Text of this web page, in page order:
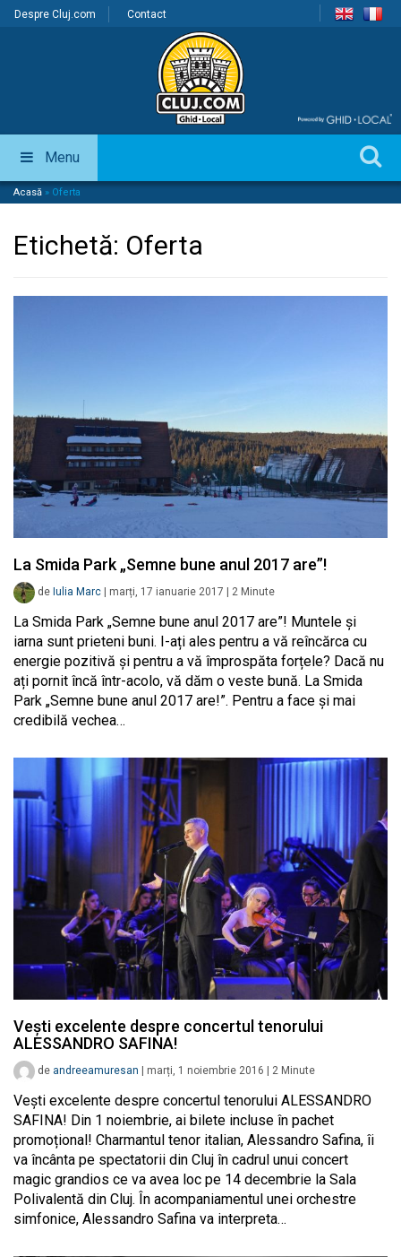
Despre Cluj.com Contact
Menu
Acasă » Oferta
Etichetă: Oferta
La Smida Park „Semne bune anul 2017 are”!
de Iulia Marc marți, 17 ianuarie 2017 2 Minute
La Smida Park „Semne bune anul 2017 are”! Muntele și
iarna sunt prieteni buni. I-ați ales pentru a vă reîncărca cu
energie pozitivă și pentru a vă împrospăta forțele? Dacă nu
ați pornit încă într-acolo, vă dăm o veste bună. La Smida
Park „Semne bune anul 2017 are!”. Pentru a face și mai
credibilă vechea…
Vești excelente despre concertul tenorului
ALESSANDRO SAFINA!
de andreeamuresan marți, 1 noiembrie 2016 2 Minute
Vești excelente despre concertul tenorului ALESSANDRO
SAFINA! Din 1 noiembrie, ai bilete incluse în pachet
promoțional! Charmantul tenor italian, Alessandro Safina, îi
va încânta pe spectatorii din Cluj în cadrul unui concert
magic grandios ce va avea loc pe 14 decembrie la Sala
Polivalentă din Cluj. În acompaniamentul unei orchestre
simfonice, Alessandro Safina va interpreta…